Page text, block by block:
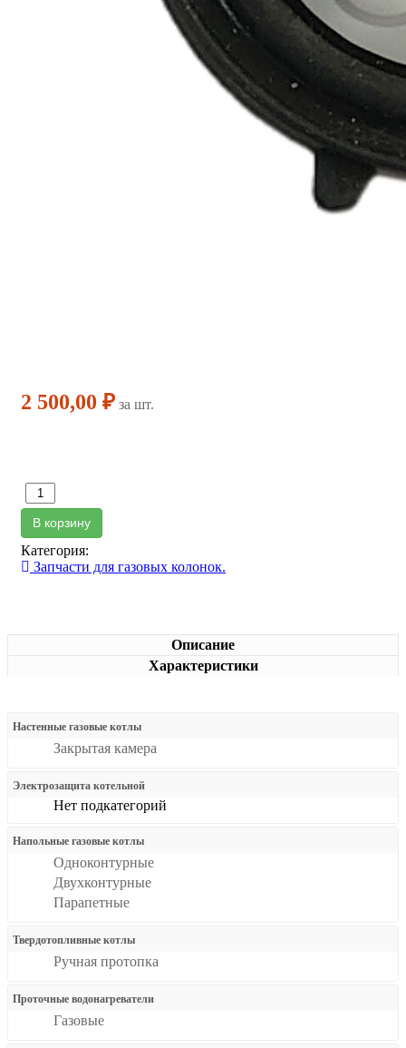
2 500,00 ₽ за шт.
В корзину
Категория:
Запчасти для газовых колонок.
Описание
Характеристики
Настенные газовые котлы
Закрытая камера
Электрозащита котельной
Нет подкатегорий
Напольные газовые котлы
Одноконтурные
Двухконтурные
Парапетные
Твердотопливные котлы
Ручная протопка
Проточные водонагреватели
Газовые